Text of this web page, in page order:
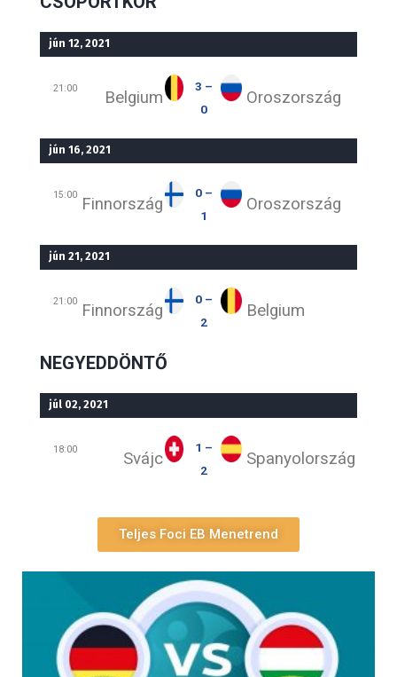
jún 12, 2021
21:00 Belgium
3 –
0
Oroszország
jún 16, 2021
15:00 Finnország
0 –
1
Oroszország
jún 21, 2021
21:00 Finnország
0 –
2
Belgium
NEGYEDDÖNTŐ
júl 02, 2021
18:00 Svájc
1 –
2
Spanyolország
Teljes Foci EB Menetrend